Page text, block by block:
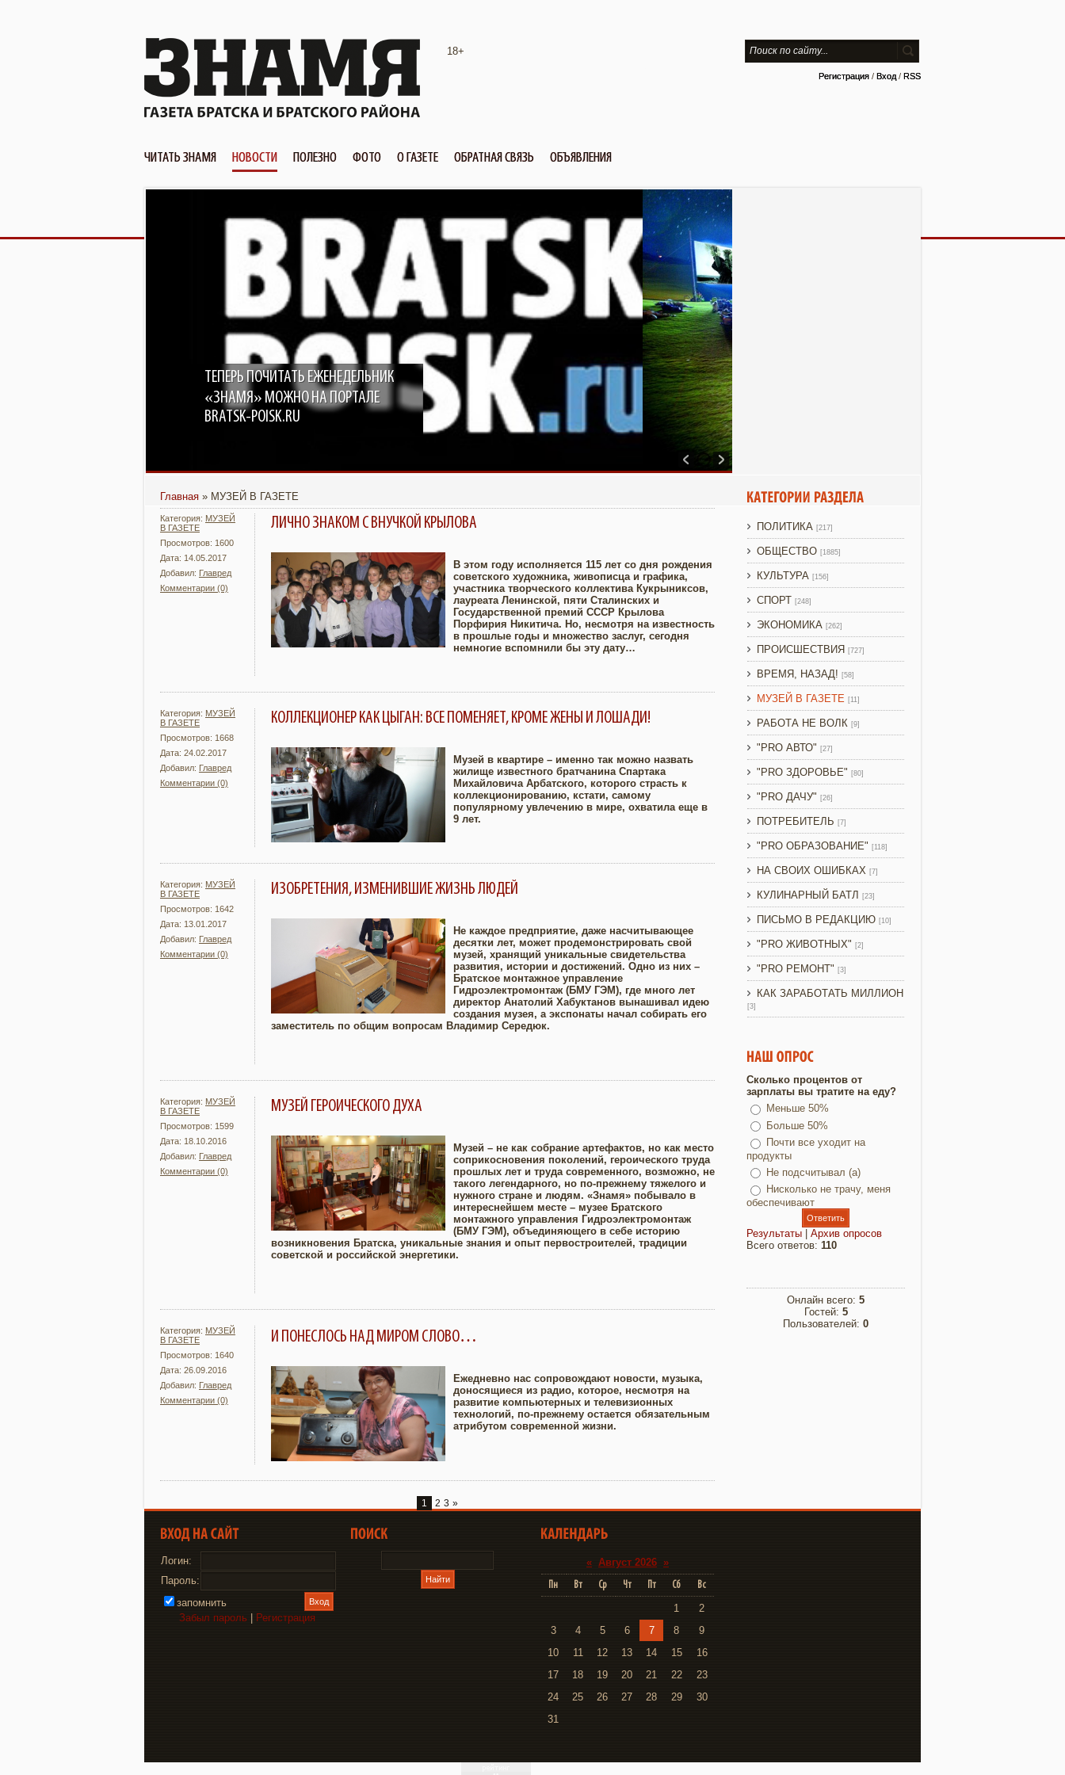
18+
Регистрация / Вход / RSS
ЧИТАТЬ ЗНАМЯ НОВОСТИ ПОЛЕЗНО ФОТО О ГАЗЕТЕ ОБРАТНАЯ СВЯЗЬ ОБЪЯВЛЕНИЯ
ТЕПЕРЬ ПОЧИТАТЬ ЕЖЕНЕДЕЛЬНИК
«ЗНАМЯ» МОЖНО НА ПОРТАЛЕ
BRATSK-POISK.RU
Главная » МУЗЕЙ В ГАЗЕТЕ
Категория: МУЗЕЙ
В ГАЗЕТЕ
Просмотров: 1600
Дата: 14.05.2017
Добавил: Главред
Комментарии (0)
ЛИЧНО ЗНАКОМ С ВНУЧКОЙ КРЫЛОВА
Подробнее Увеличить
В этом году исполняется 115 лет со дня рождения
советского художника, живописца и графика,
участника творческого коллектива Кукрыниксов,
лауреата Ленинской, пяти Сталинских и
Государственной премий СССР Крылова
Порфирия Никитича. Но, несмотря на известность
в прошлые годы и множество заслуг, сегодня
немногие вспомнили бы эту дату…
Категория: МУЗЕЙ
В ГАЗЕТЕ
Просмотров: 1668
Дата: 24.02.2017
Добавил: Главред
Комментарии (0)
КОЛЛЕКЦИОНЕР КАК ЦЫГАН: ВСЕ ПОМЕНЯЕТ, КРОМЕ ЖЕНЫ И ЛОШАДИ!
Подробнее Увеличить
Музей в квартире – именно так можно назвать
жилище известного братчанина Спартака
Михайловича Арбатского, которого страсть к
коллекционированию, кстати, самому
популярному увлечению в мире, охватила еще в
9 лет.
Категория: МУЗЕЙ
В ГАЗЕТЕ
Просмотров: 1642
Дата: 13.01.2017
Добавил: Главред
Комментарии (0)
ИЗОБРЕТЕНИЯ, ИЗМЕНИВШИЕ ЖИЗНЬ ЛЮДЕЙ
Подробнее Увеличить
Не каждое предприятие, даже насчитывающее
десятки лет, может продемонстрировать свой
музей, хранящий уникальные свидетельства
развития, истории и достижений. Одно из них –
Братское монтажное управление
Гидроэлектромонтаж (БМУ ГЭМ), где много лет
директор Анатолий Хабуктанов вынашивал идею
создания музея, а экспонаты начал собирать его
заместитель по общим вопросам Владимир Середюк.
Категория: МУЗЕЙ
В ГАЗЕТЕ
Просмотров: 1599
Дата: 18.10.2016
Добавил: Главред
Комментарии (0)
МУЗЕЙ ГЕРОИЧЕСКОГО ДУХА
Подробнее Увеличить
Музей – не как собрание артефактов, но как место
соприкосновения поколений, героического труда
прошлых лет и труда современного, возможно, не
такого легендарного, но по-прежнему тяжелого и
нужного стране и людям. «Знамя» побывало в
интереснейшем месте – музее Братского
монтажного управления Гидроэлектромонтаж
(БМУ ГЭМ), объединяющего в себе историю
возникновения Братска, уникальные знания и опыт первостроителей, традиции
советской и российской энергетики.
Категория: МУЗЕЙ
В ГАЗЕТЕ
Просмотров: 1640
Дата: 26.09.2016
Добавил: Главред
Комментарии (0)
И ПОНЕСЛОСЬ НАД МИРОМ СЛОВО…
Подробнее Увеличить
Ежедневно нас сопровождают новости, музыка,
доносящиеся из радио, которое, несмотря на
развитие компьютерных и телевизионных
технологий, по-прежнему остается обязательным
атрибутом современной жизни.
1 2 3 »
ПОЛИТИКА [217]
ОБЩЕСТВО [1885]
КУЛЬТУРА [156]
СПОРТ [248]
ЭКОНОМИКА [262]
ПРОИСШЕСТВИЯ [727]
ВРЕМЯ, НАЗАД! [58]
МУЗЕЙ В ГАЗЕТЕ [11]
РАБОТА НЕ ВОЛК [9]
"PRO АВТО" [27]
"PRO ЗДОРОВЬЕ" [80]
"PRO ДАЧУ" [26]
ПОТРЕБИТЕЛЬ [7]
"PRO ОБРАЗОВАНИЕ" [118]
НА СВОИХ ОШИБКАХ [7]
КУЛИНАРНЫЙ БАТЛ [23]
ПИСЬМО В РЕДАКЦИЮ [10]
"PRO ЖИВОТНЫХ" [2]
"PRO РЕМОНТ" [3]
КАК ЗАРАБОТАТЬ МИЛЛИОН
[3]
Сколько процентов от
зарплаты вы тратите на еду?
Меньше 50%
Больше 50%
Почти все уходит на
продукты
Не подсчитывал (а)
Нисколько не трачу, меня
обеспечивают
Результаты
Архив опросов
Всего ответов: 110
Онлайн всего: 5
Гостей: 5
Пользователей: 0
Логин:
Пароль:
запомнить
Забыл пароль
Регистрация
« Август 2026 »
Пн
Вт Ср Чт Пт Сб
Вс
1
2
3
4 5 6 7 8
9
10
11 12 13 14 15
16
17
18 19 20 21 22
23
24
25 26 27 28 29
30
31